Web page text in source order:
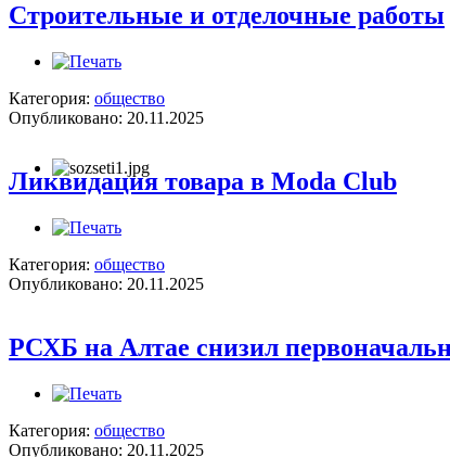
Строительные и отделочные работы
Категория: общество
Опубликовано: 20.11.2025
Ликвидация товара в Moda Club
Категория: общество
Опубликовано: 20.11.2025
РСХБ на Алтае снизил
Категория: общество
Опубликовано: 20.11.2025